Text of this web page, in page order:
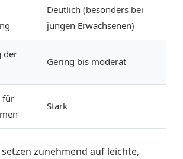
Deutlich (besonders bei
jungen Erwachsenen)
der
Gering bis moderat
für
Stark
zunehmend auf leichte,